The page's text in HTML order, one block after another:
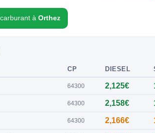
àOrthez
CP DIESEL
64300 2,125€
64300 2,158€
64300 2,166€